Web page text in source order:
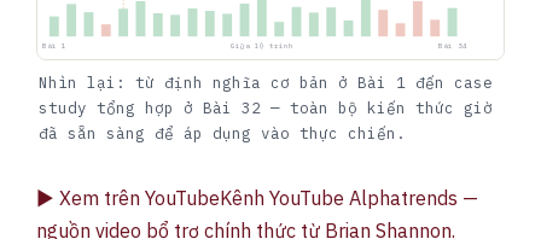
Bài 1 Giữa lộ trình Bài 34
Nhìn lại: từ định nghĩa cơ bản ở Bài 1 đến case
study tổng hợp ở Bài 32 — toàn bộ kiến thức giờ
đã sẵn sàng để áp dụng vào thực chiến.
▶ Xem trên YouTubeKênh YouTube Alphatrends —
nguồn video bổ trợ chính thức từ Brian Shannon.